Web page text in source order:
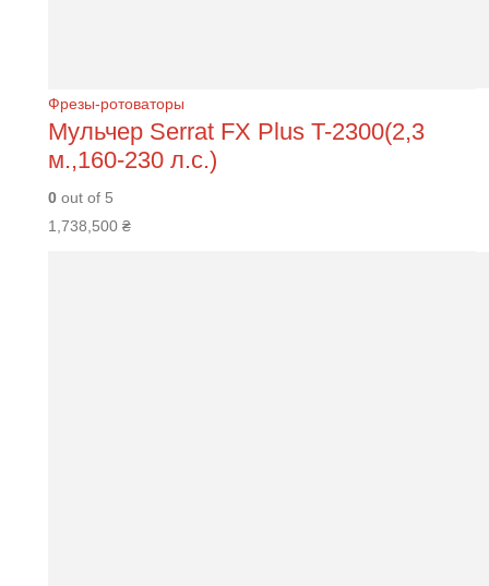
Фрезы-ротоваторы
Мульчер Serrat FХ Plus T-2300(2,3
м.,160-230 л.с.)
0 out of 5
1,738,500 ₴